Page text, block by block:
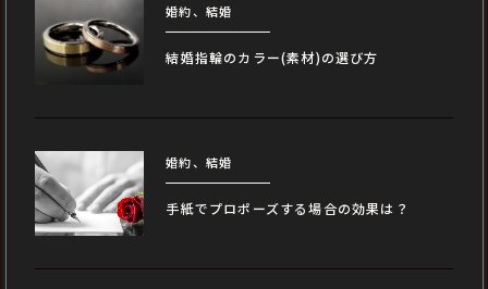
婚約、結婚
結婚指輪のカラー(素材)の選び方
婚約、結婚
手紙でプロポーズする場合の効果は？